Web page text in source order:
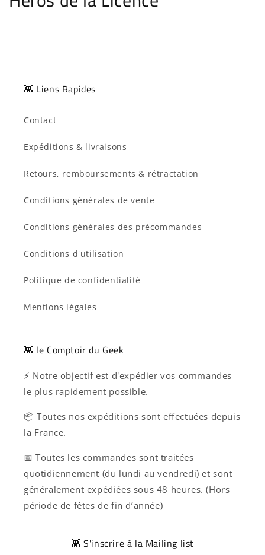
👾 Liens Rapides
Contact
Expéditions & livraisons
Retours, remboursements & rétractation
Conditions générales de vente
Conditions générales des précommandes
Conditions d'utilisation
Politique de confidentialité
Mentions légales
👾 le Comptoir du Geek
⚡ Notre objectif est d'expédier vos commandes
le plus rapidement possible.
📦 Toutes nos expéditions sont effectuées depuis
la France.
📅 Toutes les commandes sont traitées
quotidiennement (du lundi au vendredi) et sont
généralement expédiées sous 48 heures. (Hors
période de fêtes de fin d’année)
👾 S'inscrire à la Mailing list